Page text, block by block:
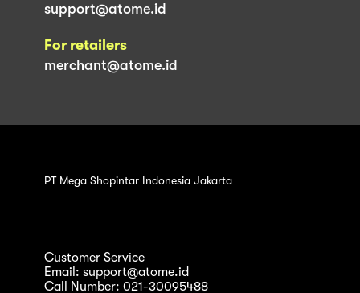
support@atome.id
For retailers
merchant@atome.id
PT Mega Shopintar Indonesia Jakarta
Customer Service
Email: support@atome.id
Call Number: 021-30095488